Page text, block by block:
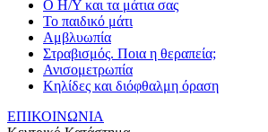
Ο Η/Υ και τα μάτια σας
Το παιδικό μάτι
Αμβλυωπία
Στραβισμός. Ποια η θεραπεία;
Ανισομετρωπία
Κηλίδες και διόφθαλμη όραση
ΕΠΙΚΟΙΝΩΝΙΑ